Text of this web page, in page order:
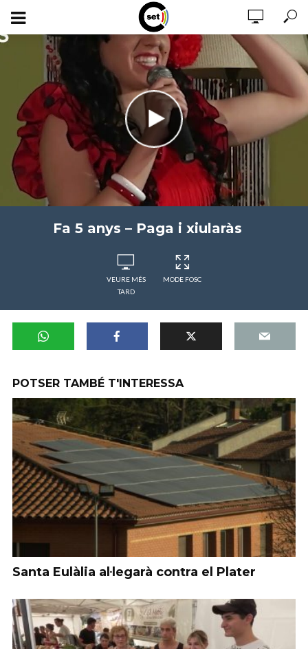
Fa 5 anys – Paga i xiularàs
VEURE MÉS
TARD
MODE FOSC
POTSER TAMBÉ T'INTERESSA
Santa Eulàlia al·legarà contra el Plater